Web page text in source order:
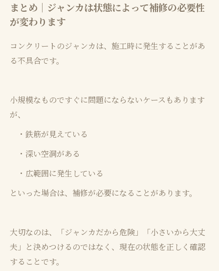
まとめ｜ジャンカは状態によって補修の必要性
が変わります
コンクリートのジャンカは、施工時に発生することがあ
る不具合です。
小規模なものですぐに問題にならないケースもあります
が、
・鉄筋が見えている
・深い空洞がある
・広範囲に発生している
といった場合は、補修が必要になることがあります。
大切なのは、「ジャンカだから危険」「小さいから大丈
夫」と決めつけるのではなく、現在の状態を正しく確認
することです。